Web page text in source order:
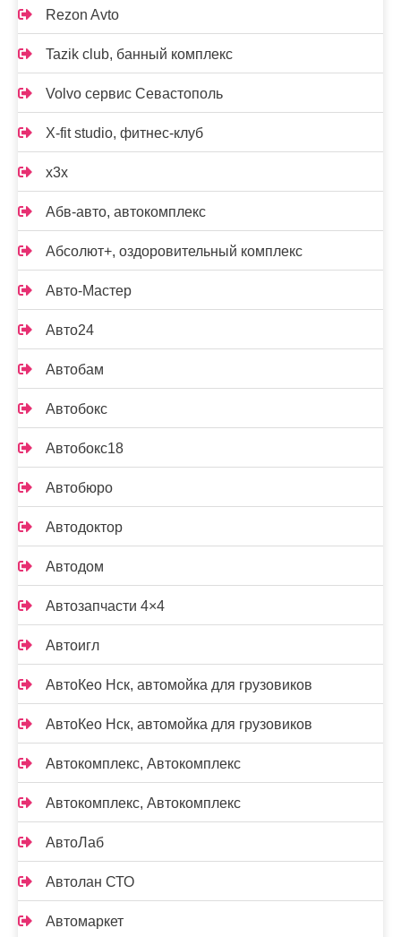
Rezon Avto
Tazik club, банный комплекс
Volvo сервис Севастополь
X-fit studio, фитнес-клуб
x3x
Абв-авто, автокомплекс
Абсолют+, оздоровительный комплекс
Авто-Мастер
Авто24
Автобам
Автобокс
Автобокс18
Автобюро
Автодоктор
Автодом
Автозапчасти 4×4
Автоигл
АвтоКео Нск, автомойка для грузовиков
АвтоКео Нск, автомойка для грузовиков
Автокомплекс, Автокомплекс
Автокомплекс, Автокомплекс
АвтоЛаб
Автолан СТО
Автомаркет